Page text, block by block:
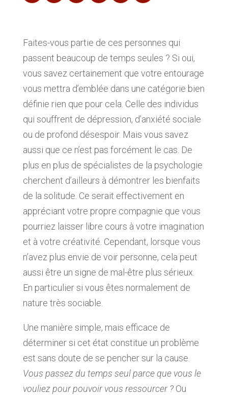
Faites-vous partie de ces personnes qui
passent beaucoup de temps seules ? Si oui,
vous savez certainement que votre entourage
vous mettra d’emblée dans une catégorie bien
définie rien que pour cela. Celle des individus
qui souffrent de dépression, d’anxiété sociale
ou de profond désespoir. Mais vous savez
aussi que ce n’est pas forcément le cas. De
plus en plus de spécialistes de la psychologie
cherchent d’ailleurs à démontrer les bienfaits
de la solitude. Ce serait effectivement en
appréciant votre propre compagnie que vous
pourriez laisser libre cours à votre imagination
et à votre créativité. Cependant, lorsque vous
n’avez plus envie de voir personne, cela peut
aussi être un signe de mal-être plus sérieux.
En particulier si vous êtes normalement de
nature très sociable.
Une manière simple, mais efficace de
déterminer si cet état constitue un problème
est sans doute de se pencher sur la cause.
Vous passez du temps seul parce que vous le
vouliez pour pouvoir vous ressourcer ?Ou